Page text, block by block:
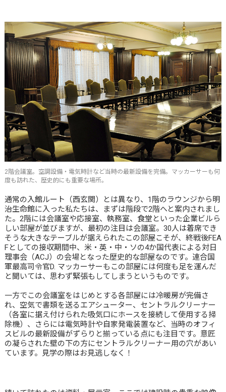
2階会議室。空調設備・電気時計など当時の最新設備を完備。マッカーサーも何
度も訪れた、歴史的にも重要な場所。
通常の入館ルート（西玄関）とは異なり、1階のラウンジから明
治生命館に入った私たちは、まずは階段で2階へと案内されまし
た。2階には会議室や応接室、執務室、食堂といった企業ビルら
しい部屋が並びますが、最初の注目は会議室。30人は着席でき
そうな大きなテーブルが据えられたこの部屋こそが、終戦後FEA
Fとしての接収期間中、米・英・中・ソの4か国代表による対日
理事会（ACJ）の会場となった歴史的な部屋なのです。連合国
軍最高司令官D. マッカーサーもこの部屋には何度も足を運んだ
と聞いては、思わず緊張もしてしまうというものです。
一方でこの会議室をはじめとする各部屋には冷暖房が完備さ
れ、空気で書類を送るエアシューター、セントラルクリーナー
（各室に据え付けられた吸気口にホースを接続して使用する掃
除機）、さらには電気時計や自家発電装置など、当時のオフィ
スビルの最新設備がずらりと揃っている点にも注目です。意匠
の凝らされた壁の下の方にセントラルクリーナー用の穴があい
ています。見学の際はお見逃しなく！